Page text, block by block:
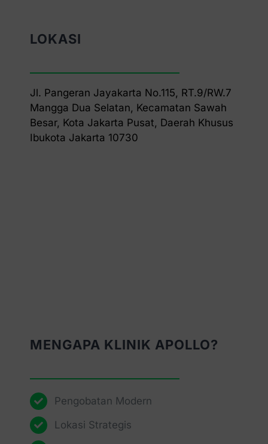
LOKASI
Jl. Pangeran Jayakarta No.115, RT.9/RW.7
Mangga Dua Selatan, Kecamatan Sawah
Besar, Kota Jakarta Pusat, Daerah Khusus
Ibukota Jakarta 10730
MENGAPA KLINIK APOLLO?
Pengobatan Modern
Lokasi Strategis